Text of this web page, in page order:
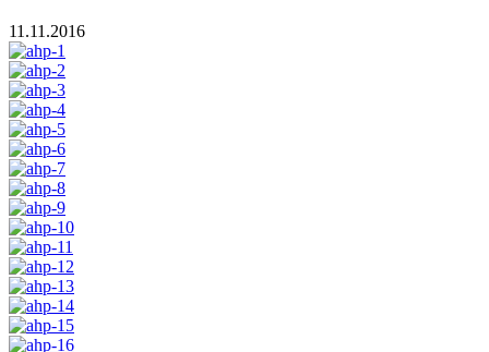
11.11.2016